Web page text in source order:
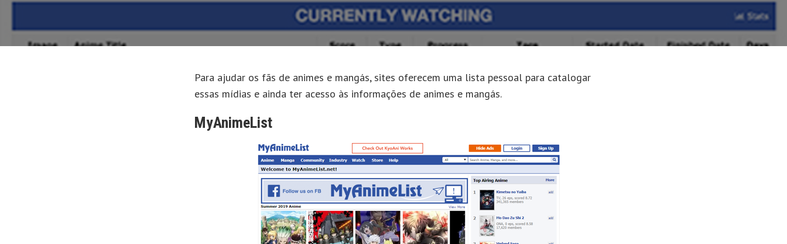
NACIONAIS
Para ajudar os fãs de animes e mangás, sites oferecem uma lista pessoal para catalogar
essas mídias e ainda ter acesso às informações de animes e mangás.
MyAnimeList